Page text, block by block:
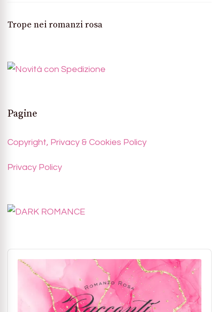
Trope nei romanzi rosa
Pagine
Copyright, Privacy & Cookies Policy
Privacy Policy
Audio
Player